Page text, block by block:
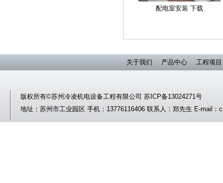
配电室安装 下载
关于我们 产品中心 工程项目
版权所有©苏州冷凌机电设备工程有限公司 苏ICP备13024271号
地址：苏州市工业园区 手机：13776116406 联系人：郑先生 E-mail：